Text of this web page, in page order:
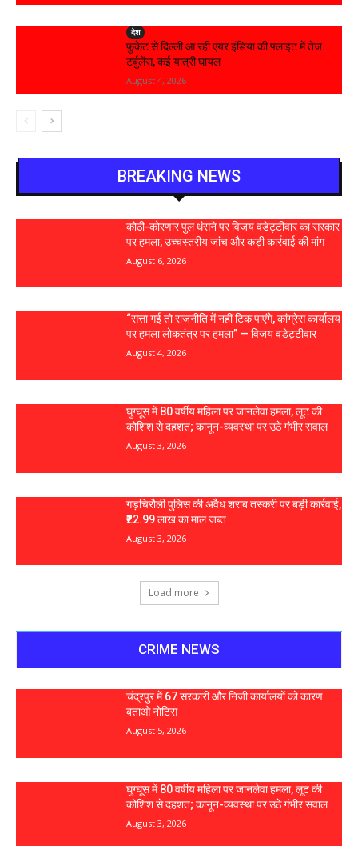
देश
फुकेट से दिल्ली आ रही एयर इंडिया की फ्लाइट में तेज
टर्बुलेंस, कई यात्री घायल
August 4, 2026
BREAKING NEWS
कोठी-कोरणार पुल धंसने पर विजय वडेट्टीवार का सरकार
पर हमला, उच्चस्तरीय जांच और कड़ी कार्रवाई की मांग
August 6, 2026
“सत्ता गई तो राजनीति में नहीं टिक पाएंगे, कांग्रेस कार्यालय
पर हमला लोकतंत्र पर हमला” — विजय वडेट्टीवार
August 4, 2026
घुग्घूस में 80 वर्षीय महिला पर जानलेवा हमला, लूट की
कोशिश से दहशत; कानून-व्यवस्था पर उठे गंभीर सवाल
August 3, 2026
गड़चिरौली पुलिस की अवैध शराब तस्करी पर बड़ी कार्रवाई,
₹22.99 लाख का माल जब्त
August 3, 2026
Load more
CRIME NEWS
चंद्रपुर में 67 सरकारी और निजी कार्यालयों को कारण
बताओ नोटिस
August 5, 2026
घुग्घूस में 80 वर्षीय महिला पर जानलेवा हमला, लूट की
कोशिश से दहशत; कानून-व्यवस्था पर उठे गंभीर सवाल
August 3, 2026